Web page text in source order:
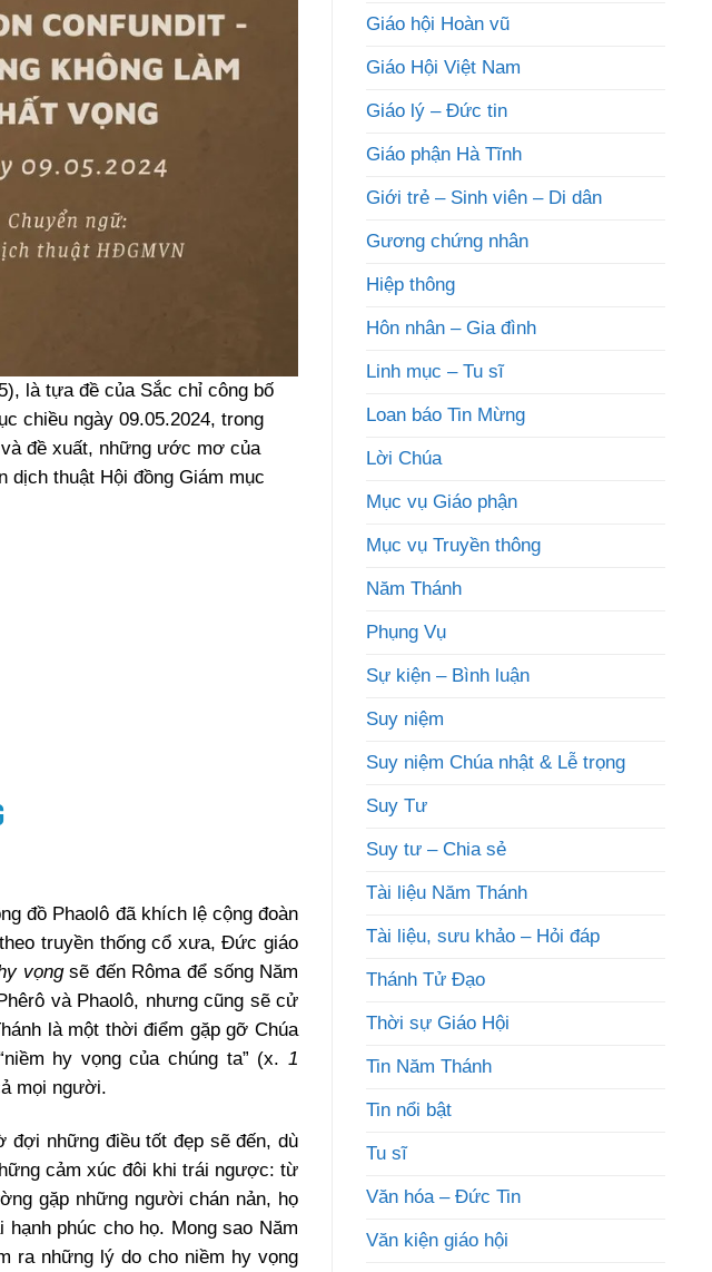
là tựa đề của Sắc chỉ công bố
chiều ngày 09.05.2024, trong
đề xuất, những ước mơ của
dịch thuật Hội đồng Giám mục
đồ Phaolô đã khích lệ cộng đoàn
truyền thống cổ xưa, Đức giáo
vọngsẽ đến Rôma để sống Năm
và Phaolô, nhưng cũng sẽ cử
là một thời điểm gặp gỡ Chúa
hy vọng của chúng ta” (x.1
mọi người.
đợi những điều tốt đẹp sẽ đến, dù
cảm xúc đôi khi trái ngược: từ
gặp những người chán nản, họ
phúc cho họ. Mong sao Năm
ra những lý do cho niềm hy vọng
Giáo hội Hoàn vũ
Giáo Hội Việt Nam
Giáo lý – Đức tin
Giáo phận Hà Tĩnh
Giới trẻ – Sinh viên – Di dân
Gương chứng nhân
Hiệp thông
Hôn nhân – Gia đình
Linh mục – Tu sĩ
Loan báo Tin Mừng
Lời Chúa
Mục vụ Giáo phận
Mục vụ Truyền thông
Năm Thánh
Phụng Vụ
Sự kiện – Bình luận
Suy niệm
Suy niệm Chúa nhật & Lễ trọng
Suy Tư
Suy tư – Chia sẻ
Tài liệu Năm Thánh
Tài liệu, sưu khảo – Hỏi đáp
Thánh Tử Đạo
Thời sự Giáo Hội
Tin Năm Thánh
Tin nổi bật
Tu sĩ
Văn hóa – Đức Tin
Văn kiện giáo hội